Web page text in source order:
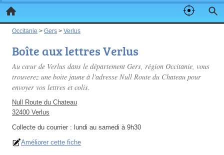
Occitanie > Gers > Verlus
Boîte aux lettres Verlus
Au cœur de Verlus dans le département Gers, région Occitanie, vous
trouverez une boite jaune à l'adresse Null Route du Chateau pour
envoyer vos lettres et colis.
Null Route du Chateau
32400 Verlus
Collecte du courrier : lundi au samedi à 9h30
Améliorer cette fiche